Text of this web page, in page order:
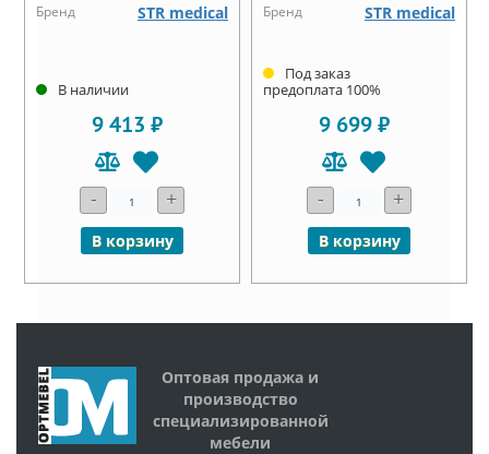
Бренд STR medical
В наличии
9 413 ₽
- +
В корзину
Бренд STR medical
Под заказ
предоплата 100%
9 699 ₽
- +
В корзину
Оптовая продажа и
производство
специализированной
мебели